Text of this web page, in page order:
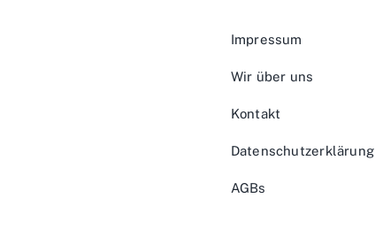
Impressum
Wir über uns
Kontakt
Datenschutzerklärung
AGBs